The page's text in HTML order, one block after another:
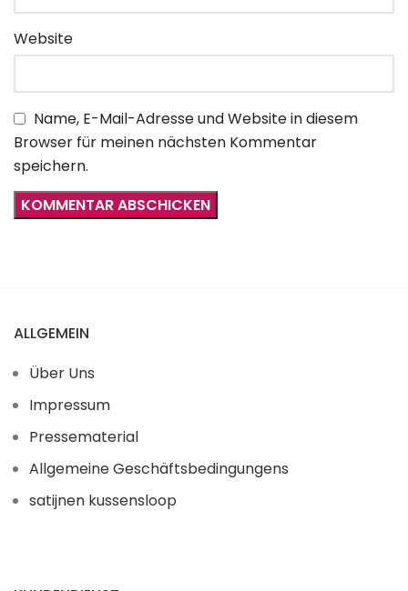
Website
Name, E-Mail-Adresse und Website in diesem
Browser für meinen nächsten Kommentar
speichern.
ALLGEMEIN
Über Uns
Impressum
Pressematerial
Allgemeine Geschäftsbedingungens
satijnen kussensloop